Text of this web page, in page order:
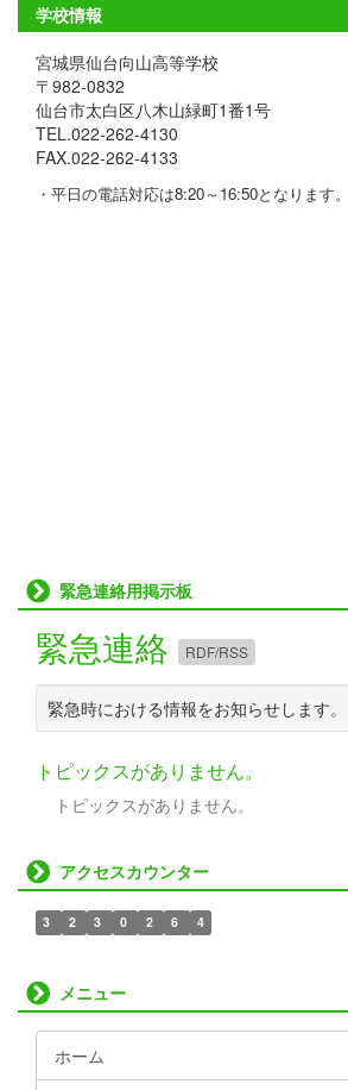
学校情報
宮城県仙台向山高等学校
〒982-0832
仙台市太白区八木山緑町1番1号
TEL.022-262-4130
FAX.022-262-4133
・平日の電話対応は8:20～16:50となります。
緊急連絡用掲示板
緊急連絡 RDF/RSS
緊急時における情報をお知らせします。
トピックスがありません。
トピックスがありません。
アクセスカウンター
3 2 3 0 2 6 4
メニュー
ホーム